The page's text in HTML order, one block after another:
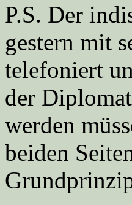
P.S. Der
gestern mit
telefoniert
der
werden
beiden